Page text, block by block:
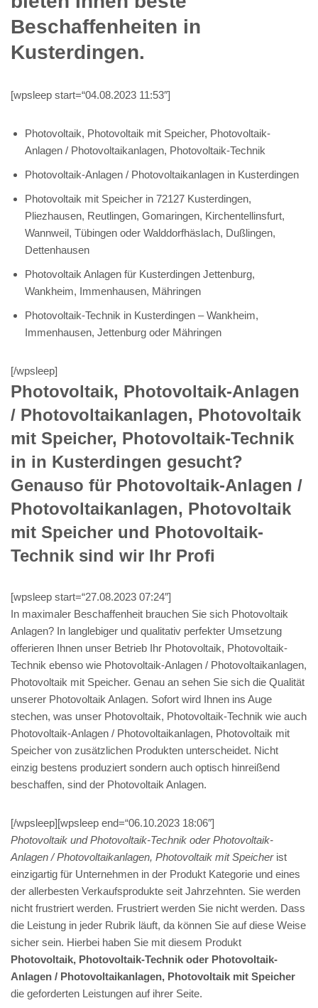
Beschaffenheiten in
Kusterdingen.
[wpsleep start=“04.08.2023 11:53″]
Photovoltaik, Photovoltaik mit Speicher, Photovoltaik-
Anlagen / Photovoltaikanlagen, Photovoltaik-Technik
Photovoltaik-Anlagen / Photovoltaikanlagen in Kusterdingen
Photovoltaik mit Speicher in 72127 Kusterdingen,
Pliezhausen, Reutlingen, Gomaringen, Kirchentellinsfurt,
Wannweil, Tübingen oder Walddorfhäslach, Dußlingen,
Dettenhausen
Photovoltaik Anlagen für Kusterdingen Jettenburg,
Wankheim, Immenhausen, Mähringen
Photovoltaik-Technik in Kusterdingen – Wankheim,
Immenhausen, Jettenburg oder Mähringen
[/wpsleep]
Photovoltaik, Photovoltaik-Anlagen
/ Photovoltaikanlagen, Photovoltaik
mit Speicher, Photovoltaik-Technik
in in Kusterdingen gesucht?
Genauso für Photovoltaik-Anlagen /
Photovoltaikanlagen, Photovoltaik
mit Speicher und Photovoltaik-
Technik sind wir Ihr Profi
[wpsleep start=“27.08.2023 07:24″]
In maximaler Beschaffenheit brauchen Sie sich Photovoltaik
Anlagen? In langlebiger und qualitativ perfekter Umsetzung
offerieren Ihnen unser Betrieb Ihr Photovoltaik, Photovoltaik-
Technik ebenso wie Photovoltaik-Anlagen / Photovoltaikanlagen,
Photovoltaik mit Speicher. Genau an sehen Sie sich die Qualität
unserer Photovoltaik Anlagen. Sofort wird Ihnen ins Auge
stechen, was unser Photovoltaik, Photovoltaik-Technik wie auch
Photovoltaik-Anlagen / Photovoltaikanlagen, Photovoltaik mit
Speicher von zusätzlichen Produkten unterscheidet. Nicht
einzig bestens produziert sondern auch optisch hinreißend
beschaffen, sind der Photovoltaik Anlagen.
[/wpsleep][wpsleep end=“06.10.2023 18:06″]
Photovoltaik und Photovoltaik-Technik oder Photovoltaik-
Anlagen / Photovoltaikanlagen, Photovoltaik mit Speicherist
einzigartig für Unternehmen in der Produkt Kategorie und eines
der allerbesten Verkaufsprodukte seit Jahrzehnten. Sie werden
nicht frustriert werden. Frustriert werden Sie nicht werden. Dass
die Leistung in jeder Rubrik läuft, da können Sie auf diese Weise
sicher sein. Hierbei haben Sie mit diesem Produkt
Photovoltaik, Photovoltaik-Technik oder Photovoltaik-
Anlagen / Photovoltaikanlagen, Photovoltaik mit Speicher
die geforderten Leistungen auf ihrer Seite.